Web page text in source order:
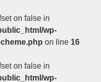
on false in
wp-
on line 16
on false in
wp-